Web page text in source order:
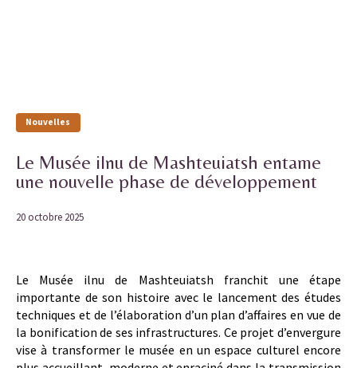
Nouvelles
Le Musée ilnu de Mashteuiatsh entame
une nouvelle phase de développement
20 octobre 2025
Le Musée ilnu de Mashteuiatsh franchit une étape
importante de son histoire avec le lancement des études
techniques et de l’élaboration d’un plan d’affaires en vue de
la bonification de ses infrastructures. Ce projet d’envergure
vise à transformer le musée en un espace culturel encore